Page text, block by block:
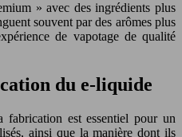
» avec des ingrédients plus
souvent par des arômes plus
de vapotage de qualité
du e-liquide
est essentiel pour un
ainsi que la manière dont ils